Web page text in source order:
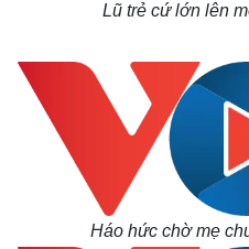
Lũ trẻ cứ lớn lên
Háo hức chờ mẹ